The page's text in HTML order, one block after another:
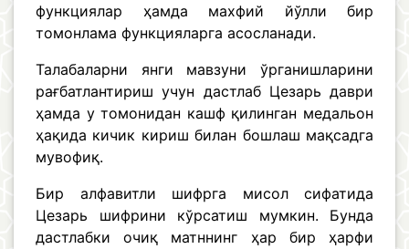
функциялар ҳамда махфий йўлли бир
томонлама функцияларга асосланади.
Талабаларни янги мавзуни ўрганишларини
рағбатлантириш учун дастлаб Цезарь даври
ҳамда у томонидан кашф қилинган медальон
ҳақида кичик кириш билан бошлаш мақсадга
мувофиқ.
Бир алфавитли шифрга мисол сифатида
Цезарь шифрини кўрсатиш мумкин. Бунда
дастлабки очиқ матннинг ҳар бир ҳарфи